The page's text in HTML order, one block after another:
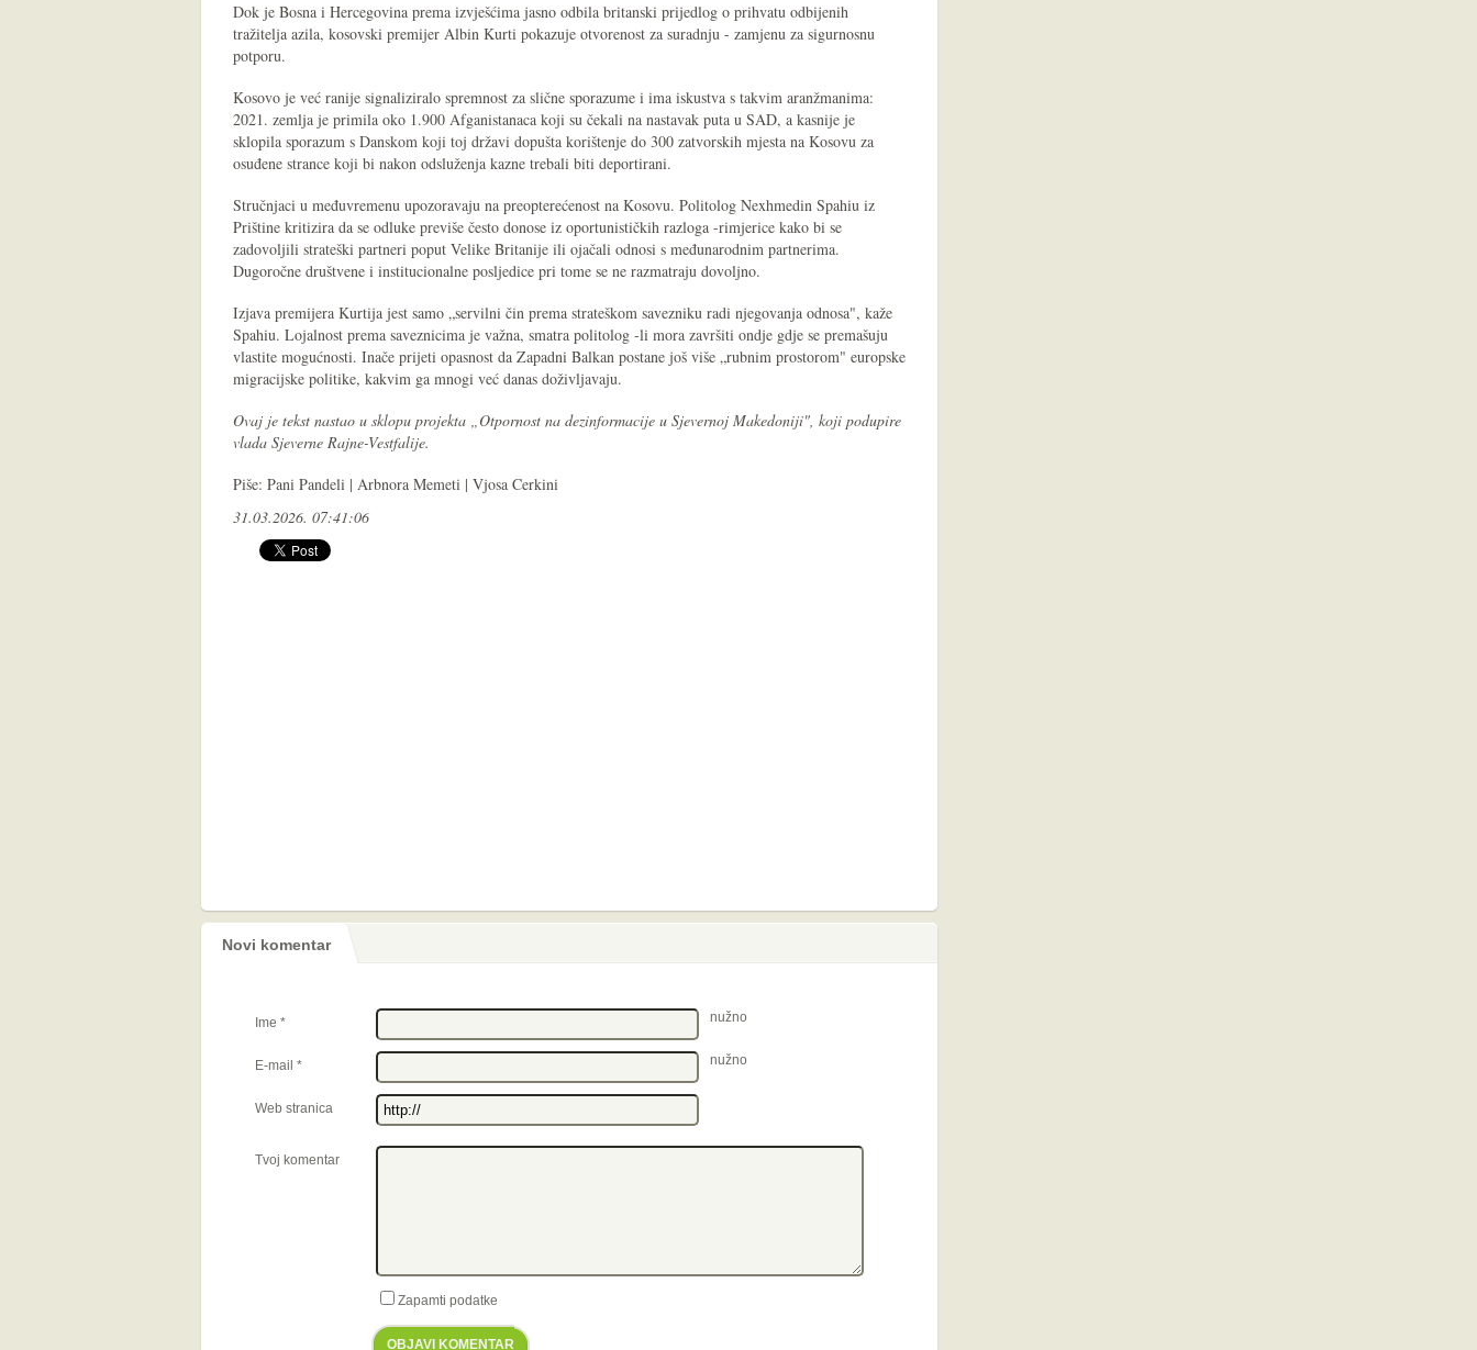
Dok je Bosna i Hercegovina prema izvješćima jasno odbila britanski prijedlog o prihvatu odbijenih
tražitelja azila, kosovski premijer Albin Kurti pokazuje otvorenost za suradnju - zamjenu za sigurnosnu
potporu.
Kosovo je već ranije signaliziralo spremnost za slične sporazume i ima iskustva s takvim aranžmanima:
2021. zemlja je primila oko 1.900 Afganistanaca koji su čekali na nastavak puta u SAD, a kasnije je
sklopila sporazum s Danskom koji toj državi dopušta korištenje do 300 zatvorskih mjesta na Kosovu za
osuđene strance koji bi nakon odsluženja kazne trebali biti deportirani.
Stručnjaci u međuvremenu upozoravaju na preopterećenost na Kosovu. Politolog Nexhmedin Spahiu iz
Prištine kritizira da se odluke previše često donose iz oportunističkih razloga -rimjerice kako bi se
zadovoljili strateški partneri poput Velike Britanije ili ojačali odnosi s međunarodnim partnerima.
Dugoročne društvene i institucionalne posljedice pri tome se ne razmatraju dovoljno.
Izjava premijera Kurtija jest samo „servilni čin prema strateškom savezniku radi njegovanja odnosa", kaže
Spahiu. Lojalnost prema saveznicima je važna, smatra politolog -li mora završiti ondje gdje se premašuju
vlastite mogućnosti. Inače prijeti opasnost da Zapadni Balkan postane još više „rubnim prostorom" europske
migracijske politike, kakvim ga mnogi već danas doživljavaju.
Ovaj je tekst nastao u sklopu projekta „Otpornost na dezinformacije u Sjevernoj Makedoniji", koji podupire
vlada Sjeverne Rajne-Vestfalije.
Piše: Pani Pandeli | Arbnora Memeti | Vjosa Cerkini
31.03.2026. 07:41:06
Novi komentar
Ime * nužno
E-mail * nužno
Web stranica
Tvoj komentar
Zapamti podatke
OBJAVI KOMENTAR